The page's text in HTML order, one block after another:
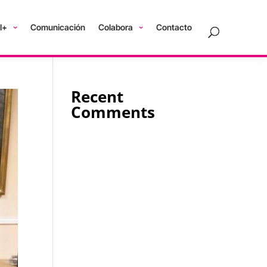
Comunicación Colabora Contacto
Recent
Comments